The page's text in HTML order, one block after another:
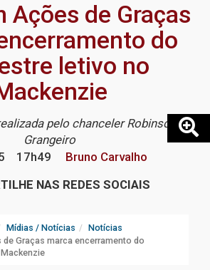
Ações de Graças
do
letivo no
pelo chanceler Robinson
Grangeiro
17h49
Bruno Carvalho
NAS REDES SOCIAIS
Mídias / Notícias
Notícias
Graças marca encerramento do